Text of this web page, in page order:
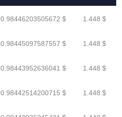
0.98446203505672 $ 1.448 $
0.98445097587557 $ 1.448 $
0.98443952636041 $ 1.448 $
0.98442514200715 $ 1.448 $